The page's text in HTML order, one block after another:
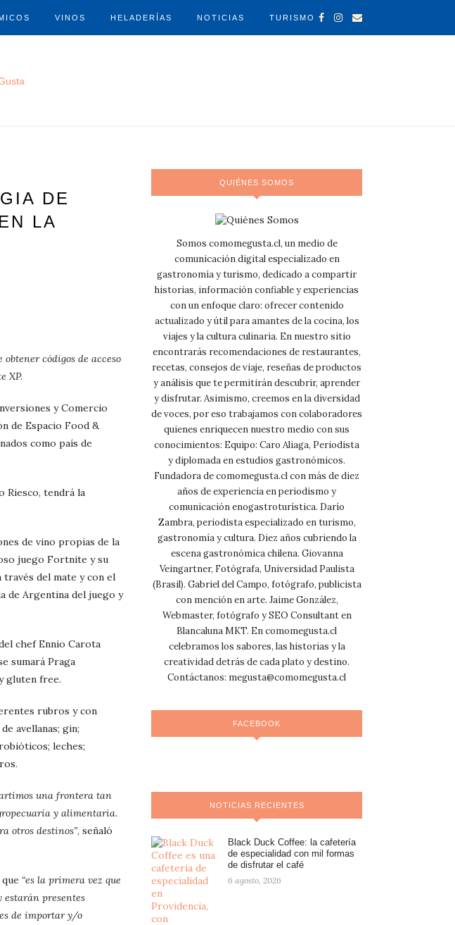
VINOS HELADERÍAS NOTICIAS TURISMO
DE
LA
códigos de acceso
XP.
y Comercio
de Espacio Food &
como país de
Riesco, tendrá la
de vino propias de la
juego Fortnite y su
través del mate y con el
de Argentina del juego y
chef Ennio Carota
sumará Praga
gluten free.
rubros y con
avellanas; gin;
leches;
una frontera tan
y alimentaria.
otros destinos”, señaló
“es la primera vez que
presentes
de importar y/o
QUIÉNES SOMOS
Somos comomegusta.cl, un medio de
comunicación digital especializado en
gastronomía y turismo, dedicado a compartir
historias, información confiable y experiencias
con un enfoque claro: ofrecer contenido
actualizado y útil para amantes de la cocina, los
viajes y la cultura culinaria. En nuestro sitio
encontrarás recomendaciones de restaurantes,
recetas, consejos de viaje, reseñas de productos
y análisis que te permitirán descubrir, aprender
y disfrutar. Asimismo, creemos en la diversidad
de voces, por eso trabajamos con colaboradores
quienes enriquecen nuestro medio con sus
conocimientos: Equipo: Caro Aliaga, Periodista
y diplomada en estudios gastronómicos.
Fundadora de comomegusta.cl con más de diez
años de experiencia en periodismo y
comunicación enogastroturística. Darío
Zambra, periodista especializado en turismo,
gastronomía y cultura. Diez años cubriendo la
escena gastronómica chilena. Giovanna
Veingartner, Fotógrafa, Universidad Paulista
(Brasil). Gabriel del Campo, fotógrafo, publicista
con mención en arte. Jaime González,
Webmaster, fotógrafo y SEO Consultant en
Blancaluna MKT. En comomegusta.cl
celebramos los sabores, las historias y la
creatividad detrás de cada plato y destino.
Contáctanos: megusta@comomegusta.cl
FACEBOOK
NOTICIAS RECIENTES
Black Duck Coffee: la cafetería
de especialidad con mil formas
de disfrutar el café
6 agosto, 2026